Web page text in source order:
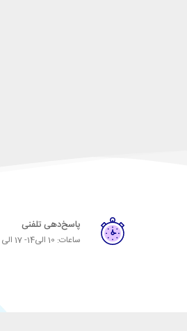
پاسخ‌دهی تلفنی
ساعات: 10 الی14- 17 الی 22